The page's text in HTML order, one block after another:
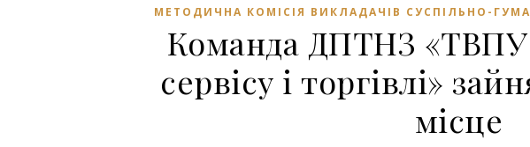
МЕТОДИЧНА КОМІСІЯ ВИКЛАДАЧІВ СУСПІЛЬНО-
Команда ДПТНЗ «ТВПУ
сервісу і торгівлі»
місце